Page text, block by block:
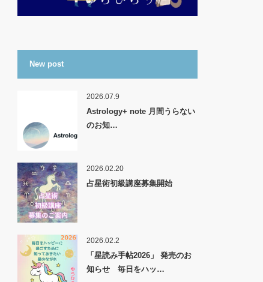
New post
2026.07.9
Astrology+ note 月間うらない
のお知…
2026.02.20
占星術初級講座募集開始
2026.02.2
「星読み手帖2026」 発売のお
知らせ 毎日をハッ…